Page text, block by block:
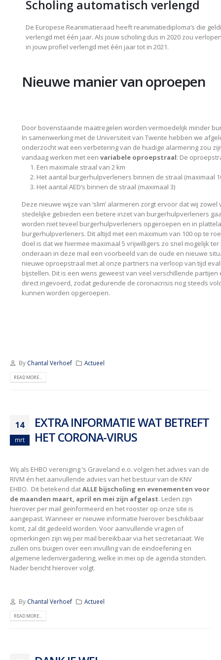
Scholing automatisch verlengd
De Europese Reanimatieraad heeft reanimatiediploma’s die
verlengd met één jaar. Als jouw scholing dus in 2020 zou
in jouw profiel verlengd met één jaar tot in 2021.
Nieuwe manier van oproepen
Door bovenstaande maatregelen worden vermoedelijk minder
In samenwerking met de Universiteit van Twente hebben we
onderzocht wat een verbetering van de huidige alarmering zou
vandaag werken met een variabele oproepstraal: De
Een maximale straal van 2 km
Het aantal burgerhulpverleners binnen de straal (maximaal
Het aantal AED’s binnen de straal (maximaal 3)
Deze nieuwe wijze van ‘slim’ alarmeren zorgt ervoor dat wij
stedelijke gebieden een betere inzet van burgerhulpverleners
worden niet teveel burgerhulpverleners opgeroepen en in
burgerhulpverleners. Dit altijd met een maximum van 100 op te
doel is dat we hiermee maximaal 5 vrijwilligers zo snel mogelijk
onderaan in deze mail een voorbeeld van de oude en nieuwe
nieuwe oproepstraal met al onze partners na verloop van tijd
bijstellen. Dit is een wens geweest van veel verschillende
direct ingevoerd, zodat gedurende de coronacrisis nog steeds
kunnen worden opgeroepen.
By Chantal Verhoef Actueel
READ MORE...
14
mrt
EXTRA INFORMATIE WAT BETREFT
HET CORONA-VIRUS
Wij als EHBO vereniging ‘s Graveland e.o. volgen het advies van de
RIVM én het aanvullende advies van het bestuur van de KNV
EHBO. Dit betekend datALLE bijscholing en evenementen voor
de maanden maart, april en mei zijn afgelast. Leden zijn
hierover per mail geïnformeerd en het rooster op onze site is
aangepast. Wanneer er nieuwe informatie hierover beschikbaar
komt, zal dit gedeeld worden. Voor aanvullende vragen of
opmerkingen zijn wij per mail bereikbaar via het secretariaat. We
zullen ons buigen over een invulling van de eindoefening en
algemene ledenvergadering, welke in mei op de agenda stonden.
Nader bericht hierover volgt.
By Chantal Verhoef Actueel
READ MORE...